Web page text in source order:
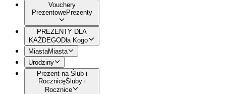
Vouchery
PrezentowePrezenty
PREZENTY DLA
KAŻDEGODla Kogo
MiastaMiasta
Urodziny
Prezent na Ślub i
RocznicęŚluby i
Rocznice